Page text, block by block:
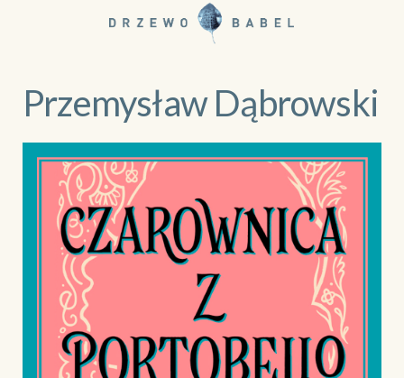
Przemysław Dąbrowski